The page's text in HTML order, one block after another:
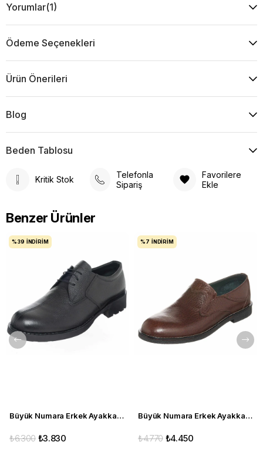
Yorumlar(1)
Ödeme Seçenekleri
Ürün Önerileri
Blog
Beden Tablosu
Kritik Stok
Telefonla
Sipariş
Favorilere
Ekle
Benzer Ürünler
Büyük Numara Erkek Ayakkabı S946 Siyah Deri
₺3.830
₺6.300
%39 İNDIRIM
Büyük Numara Erkek Ayakkabı CS941 Kahve
₺4.450
₺4.770
%7 İNDIRIM